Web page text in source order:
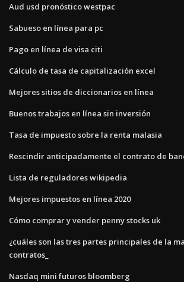
Aud usd pronóstico westpac
Sabueso en línea para pc
Pago en línea de visa citi
Cálculo de tasa de capitalización excel
Mejores sitios de diccionarios en línea
Buenos trabajos en línea sin inversión
Tasa de impuesto sobre la renta malasia
Rescindir anticipadamente el contrato de
Lista de reguladores wikipedia
Mejores impuestos en línea 2020
Cómo comprar y vender penny stocks uk
¿cuáles son las tres partes principales de la
contratos_
Nasdaq mini futuros bloomberg